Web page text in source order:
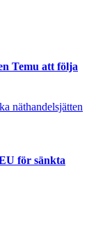
Temu att följa
näthandelsjätten
för sänkta